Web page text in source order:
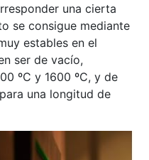
una cierta
se consigue mediante
estables en el
ser de vacío,
ºC y 1600 ºC, y de
una longitud de